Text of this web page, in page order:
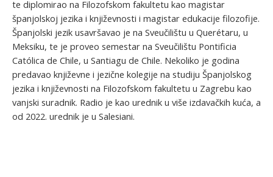
te diplomirao na Filozofskom fakultetu kao magistar
španjolskoj jezika i književnosti i magistar edukacije filozofije.
Španjolski jezik usavršavao je na Sveučilištu u Querétaru, u
Meksiku, te je proveo semestar na Sveučilištu Pontificia
Católica de Chile, u Santiagu de Chile. Nekoliko je godina
predavao književne i jezične kolegije na studiju Španjolskog
jezika i književnosti na Filozofskom fakultetu u Zagrebu kao
vanjski suradnik. Radio je kao urednik u više izdavačkih kuća, a
od 2022. urednik je u Salesiani.